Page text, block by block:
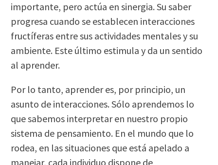
importante, pero actúa en sinergia. Su saber
progresa cuando se establecen interacciones
fructíferas entre sus actividades mentales y su
ambiente. Este último estimula y da un sentido
al aprender.
Por lo tanto, aprender es, por principio, un
asunto de interacciones. Sólo aprendemos lo
que sabemos interpretar en nuestro propio
sistema de pensamiento. En el mundo que lo
rodea, en las situaciones que está apelado a
manejar, cada individuo dispone de